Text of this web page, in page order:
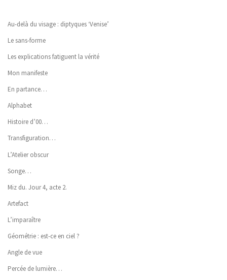
Au-delà du visage : diptyques ‘Venise’
Le sans-forme
Les explications fatiguent la vérité
Mon manifeste
En partance…
Alphabet
Histoire d’00…
Transfiguration…
L’Atelier obscur
Songe…
Miz du. Jour 4, acte 2.
Artefact
L’imparaître
Géométrie : est-ce en ciel ?
Angle de vue
Percée de lumière…